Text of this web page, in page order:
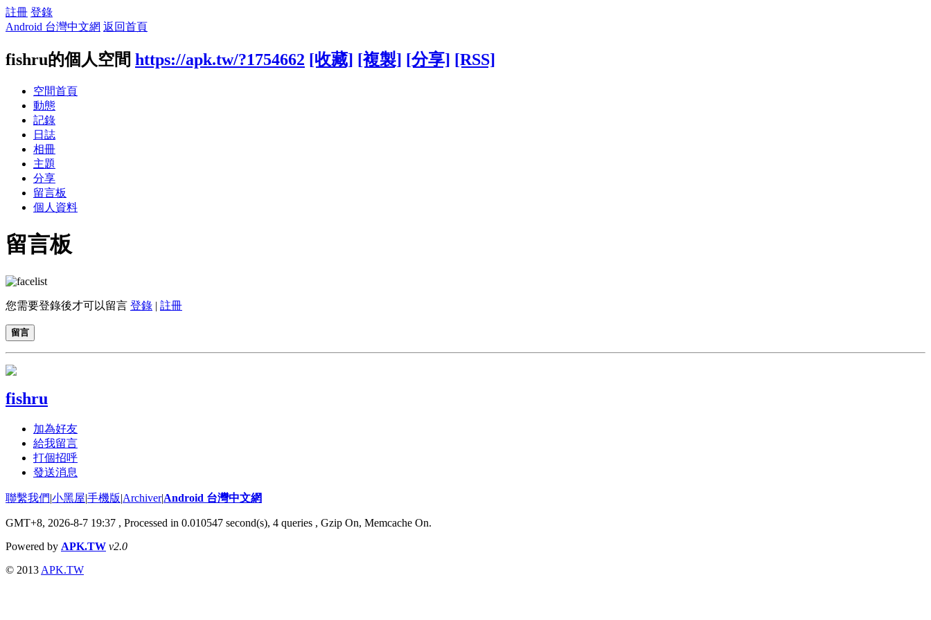
註冊 登錄
Android 台灣中文網 返回首頁
fishru的個人空間 https://apk.tw/?1754662 [收藏] [複製] [分享] [RSS]
空間首頁
動態
記錄
日誌
相冊
主題
分享
留言板
個人資料
留言板
您需要登錄後才可以留言 登錄 | 註冊
留言
fishru
加為好友
給我留言
打個招呼
發送消息
聯繫我們|小黑屋|手機版|Archiver|Android 台灣中文網
GMT+8, 2026-8-7 19:37 , Processed in 0.010547 second(s), 4 queries , Gzip On, Memcache On.
Powered by APK.TW v2.0
© 2013 APK.TW